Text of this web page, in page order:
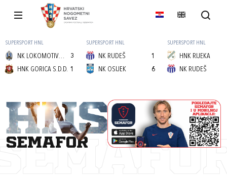
SUPERSPORT HNL
NK LOKOMOTIVA (Z)
3
1
HNK GORICA S.D.D.
SUPERSPORT HNL
NK RUDEŠ
1
6
NK OSIJEK
SUPERSPORT HNL
HNK RIJEKA
NK RUDEŠ
semafor